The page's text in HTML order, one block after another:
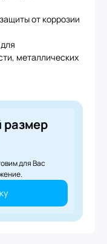
от коррозии
для
металлических
для Вас